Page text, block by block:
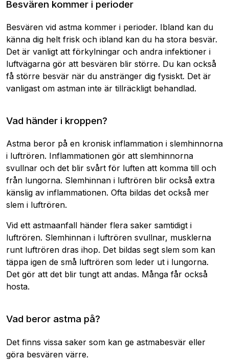
Besvären kommer i perioder
Besvären vid astma kommer i perioder. Ibland kan du
känna dig helt frisk och ibland kan du ha stora besvär.
Det är vanligt att förkylningar och andra infektioner i
luftvägarna gör att besvären blir större. Du kan också
få större besvär när du anstränger dig fysiskt. Det är
vanligast om astman inte är tillräckligt behandlad.
Vad händer i kroppen?
Astma beror på en kronisk inflammation i slemhinnorna
i luftrören. Inflammationen gör att slemhinnorna
svullnar och det blir svårt för luften att komma till och
från lungorna. Slemhinnan i luftrören blir också extra
känslig av inflammationen. Ofta bildas det också mer
slem i luftrören.
Vid ett astmaanfall händer flera saker samtidigt i
luftrören. Slemhinnan i luftrören svullnar, musklerna
runt luftrören dras ihop. Det bildas segt slem som kan
täppa igen de små luftrören som leder ut i lungorna.
Det gör att det blir tungt att andas. Många får också
hosta.
Vad beror astma på?
Det finns vissa saker som kan ge astmabesvär eller
göra besvären värre.